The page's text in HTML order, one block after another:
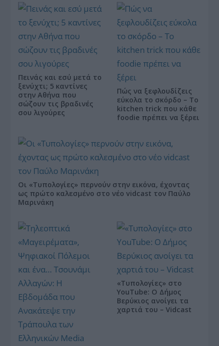
Πεινάς και εσύ μετά το
ξενύχτι; 5 καντίνες
στην Αθήνα που
σώζουν τις βραδινές
σου λιγούρες
Πώς να ξεφλουδίζεις
εύκολα το σκόρδο – Το
kitchen trick που κάθε
foodie πρέπει να ξέρει
Οι «Τυπολογίες» περνούν στην εικόνα, έχοντας
ως πρώτο καλεσμένο στο νέο vidcast τον Παύλο
Μαρινάκη
«Τυπολογίες» στο
YouTube: Ο Δήμος
Βερύκιος ανοίγει τα
χαρτιά του – Vidcast